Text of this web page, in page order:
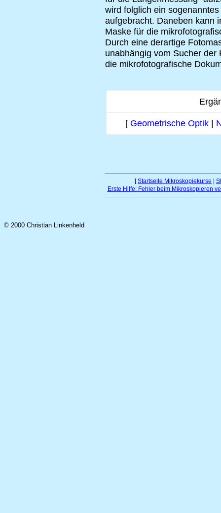
wird folglich ein
aufgebracht. Daneben kann
Maske für die
Durch eine derartige
unabhängig vom Sucher
die mikrofotografische
[ Geometrische Optik |
[Startseite Mikroskopiekurse
Erste Hilfe: Fehler beim Mikroskopieren
© 2000 Christian Linkenheld